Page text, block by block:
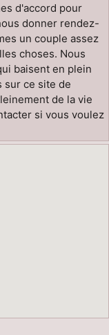
d'accord pour
donner rendez-
un couple assez
choses. Nous
baisent en plein
sur ce site de
de la vie
si vous voulez